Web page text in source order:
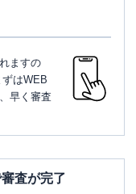
ますの
はWEB
早く審査
査が完了